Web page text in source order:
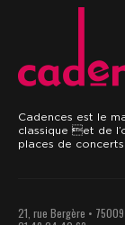
Cadences est le
classique et de
places de
21, rue Bergère •